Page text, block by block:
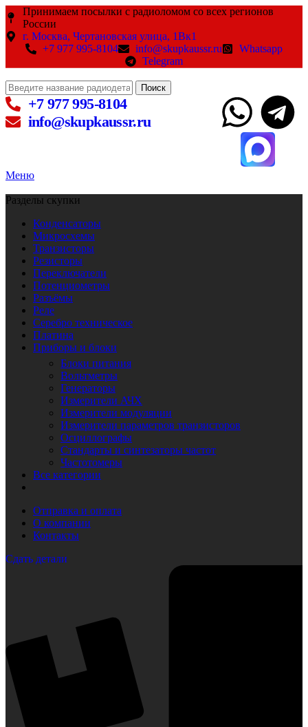
Принимаем посылки с радиоломом со всех регионов
России
г. Москва, Чертановская улица, 1Вк1
+7 977 995-8104
info@skupkaussr.ru
Whatsapp
Telegram
Поиск
+7 977 995-8104
info@skupkaussr.ru
Меню
Разделы скупки
Конденсаторы
Микросхемы
Транзисторы
Резисторы
Переключатели
Потенциометры
Разъёмы
Реле
Серебро техническое
Платина
Приборы и блоки
Блоки питания
Вольтметры
Генераторы
Измерители АЧХ
Измерители модуляции
Измерители параметров транзисторов
Осциллографы
Стандарты и синтезаторы частот
Частотомеры
Все категории
Отправка и оплата
О компании
Контакты
Сдать детали